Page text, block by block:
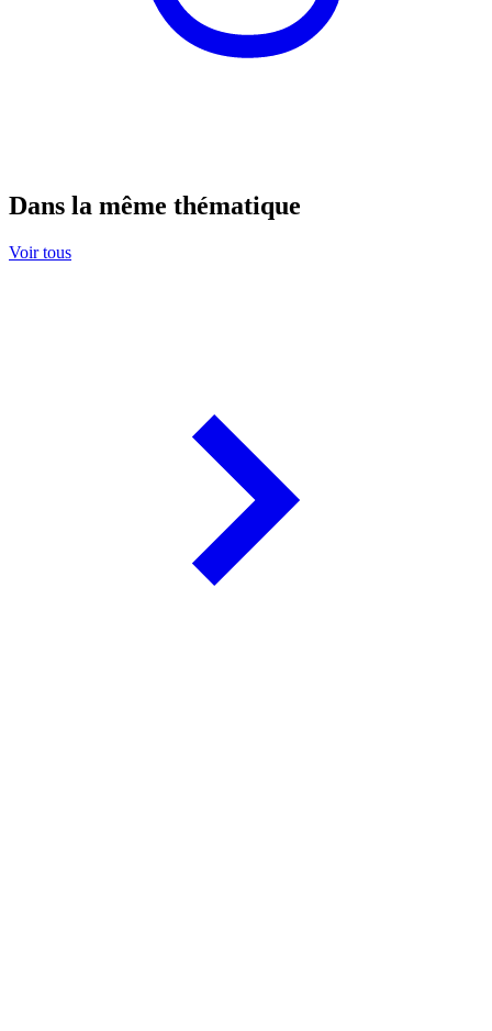
Dans la même thématique
Voir tous